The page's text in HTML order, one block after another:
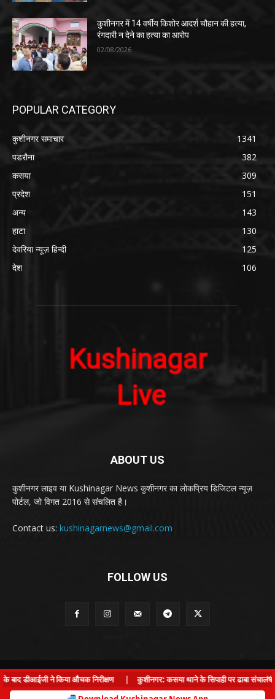
कुशीनगर में 14 वर्षीय किशोर आदर्श चौहान की हत्या,
रंगदारी न देने का हत्या का आरोप
02/08/2026
POPULAR CATEGORY
कुशीनगर समाचार
1341
पडरौना
382
कसया
309
प्रदेश
151
अन्य
143
हाटा
130
देवरिया न्यूज़ हिन्दी
125
देश
106
ABOUT US
कुशीनगर लाइव या Kushinagar News कुशीनगर का लोकप्रिय डिजिटल न्यूज़
पोर्टल, जो विगत 2016 से संचलित है।
Contact us: kushinagarnews@gmail.com
FOLLOW US
© Kushinagar Live - 2022 ×
डीआईजी ने किया औचक निरीक्षण |
कुशीनगर: कसया थाने के सिपाही पर ढाबा संचालक से